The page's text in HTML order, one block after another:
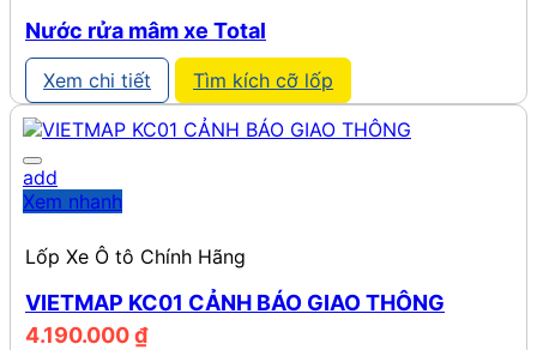
Nước rửa mâm xe Total
Xem chi tiết Tìm kích cỡ lốp
add
Xem nhanh
Lốp Xe Ô tô Chính Hãng
VIETMAP KC01 CẢNH BÁO GIAO THÔNG
4.190.000₫